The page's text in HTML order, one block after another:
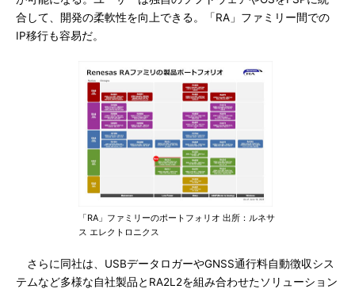
合して、開発の柔軟性を向上できる。「RA」ファミリー間での
IP移行も容易だ。
「RA」ファミリーのポートフォリオ 出所：ルネサ
ス エレクトロニクス
さらに同社は、USBデータロガーやGNSS通行料自動徴収シス
テムなど多様な自社製品とRA2L2を組み合わせたソリューション